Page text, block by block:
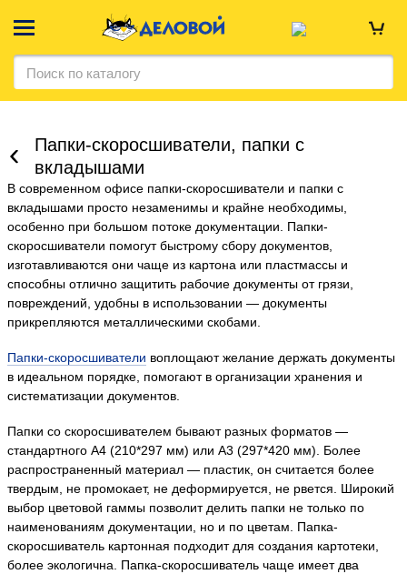
Папки-скоросшиватели, папки с
вкладышами
В современном офисе папки-скоросшиватели и папки с
вкладышами просто незаменимы и крайне необходимы,
особенно при большом потоке документации. Папки-
скоросшиватели помогут быстрому сбору документов,
изготавливаются они чаще из картона или пластмассы и
способны отлично защитить рабочие документы от грязи,
повреждений, удобны в использовании — документы
прикрепляются металлическими скобами.
Папки-скоросшиватели воплощают желание держать документы
в идеальном порядке, помогают в организации хранения и
систематизации документов.
Папки со скоросшивателем бывают разных форматов —
стандартного А4 (210*297 мм) или А3 (297*420 мм). Более
распространенный материал — пластик, он считается более
твердым, не промокает, не деформируется, не рвется. Широкий
выбор цветовой гаммы позволит делить папки не только по
наименованиям документации, но и по цветам. Папка-
скоросшиватель картонная подходит для создания картотеки,
более экологична. Папка-скоросшиватель чаще имеет два